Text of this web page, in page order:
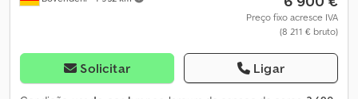
Preço fixo acresce IVA
(8 211 € bruto)
Solicitar Ligar